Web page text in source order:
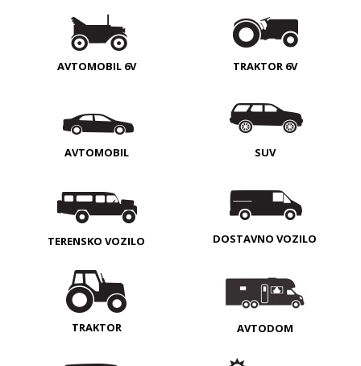
AVTOMOBIL 6V TRAKTOR 6V
AVTOMOBIL SUV
TERENSKO VOZILO DOSTAVNO VOZILO
TRAKTOR AVTODOM